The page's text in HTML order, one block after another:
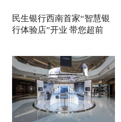
民生银行西南首家“智慧银
行体验店”开业 带您超前